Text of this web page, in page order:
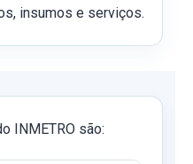
insumos e serviços.
INMETRO são: